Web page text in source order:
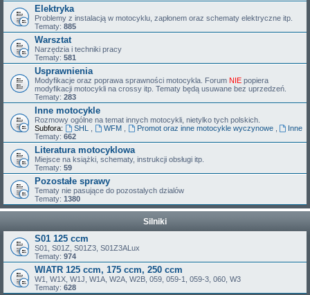
Elektryka
Problemy z instalacją w motocyklu, zapłonem oraz schematy elektryczne itp.
Tematy: 885
Warsztat
Narzędzia i techniki pracy
Tematy: 581
Usprawnienia
Modyfikacje oraz poprawa sprawności motocykla. Forum NIE popiera
modyfikacji motocykli na crossy itp. Tematy będą usuwane bez uprzedzeń.
Tematy: 283
Inne motocykle
Rozmowy ogólne na temat innych motocykli, nietylko tych polskich.
Subfora:
SHL WFM Promot oraz inne motocykle wyczynowe
Inne
Tematy: 662
Literatura motocyklowa
Miejsce na książki, schematy, instrukcji obsługi itp.
Tematy: 59
Pozostałe sprawy
Tematy nie pasujące do pozostalych dzialów
Tematy: 1380
Silniki
S01 125 ccm
S01, S01Z, S01Z3, S01Z3ALux
Tematy: 974
WIATR 125 ccm, 175 ccm, 250 ccm
W1, W1X, W1J, W1A, W2A, W2B, 059, 059-1, 059-3, 060, W3
Tematy: 628